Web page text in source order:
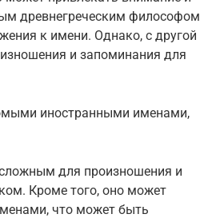
древнегреческим философом
к имени. Однако, с другой
и запоминания для
иностранными именами,
для произношения и
Кроме того, оно может
что может быть